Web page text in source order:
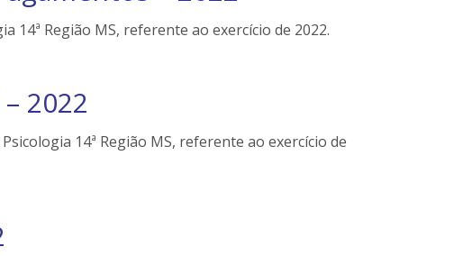
14ª Região MS, referente ao exercício de 2022.
2022
14ª Região MS, referente ao exercício de